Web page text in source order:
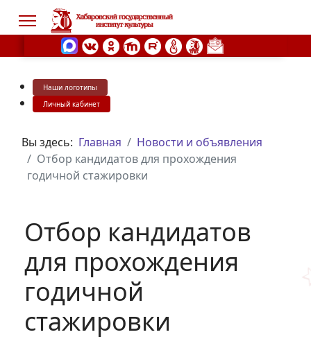
Наши логотипы
Личный кабинет
Вы здесь: Главная
Новости и объявления
Отбор кандидатов для прохождения
годичной стажировки
Отбор кандидатов
для прохождения
годичной
стажировки